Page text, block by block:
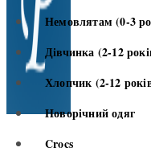
Немовлятам (0-3
Дівчинка (2-12
Хлопчик (2-12
Новорічний одяг
Crocs